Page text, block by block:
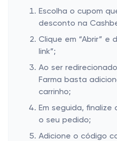
Escolha o cupom
desconto na
Clique em “Abrir” e
link”;
Ao ser
Farma basta
carrinho;
Em seguida,
o seu pedido;
Adicione o código